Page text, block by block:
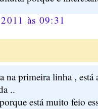
às 09:31
na primeira linha , está
..
está muito feio